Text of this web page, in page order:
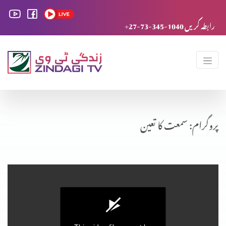
+27-73-345-1040 رابطہ کریں
پروگرام: سمعت کا تعین